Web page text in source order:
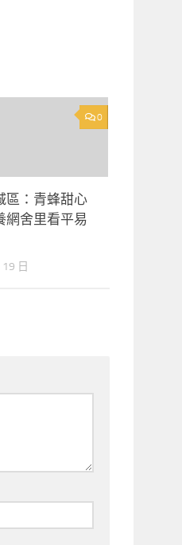
0
區：青蜂甜心
網舍里看平易
日